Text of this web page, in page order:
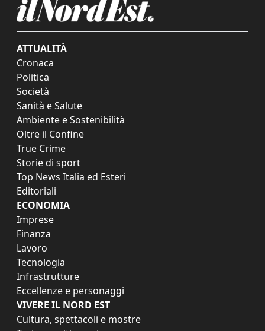
ATTUALITÀ
Cronaca
Politica
Società
Sanità e Salute
Ambiente e Sostenibilità
Oltre il Confine
True Crime
Storie di sport
Top News Italia ed Esteri
Editoriali
ECONOMIA
Imprese
Finanza
Lavoro
Tecnologia
Infrastrutture
Eccellenze e personaggi
VIVERE IL NORD EST
Cultura, spettacoli e mostre